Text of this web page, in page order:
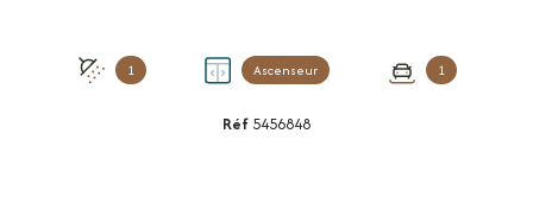
1 Ascenseur 1
Réf 5456848